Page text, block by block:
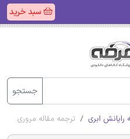
سبد خرید
جستجو
ابری ترجمه مقاله مروری بر